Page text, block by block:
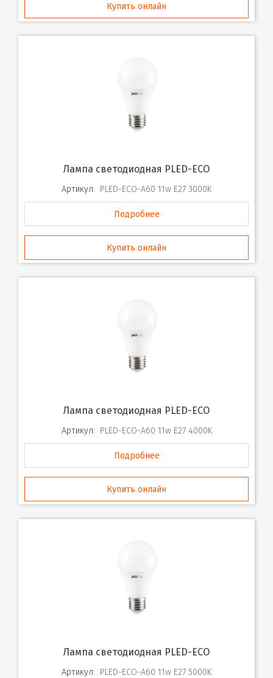
Купить онлайн
Лампа светодиодная PLED-ECO
Артикул: PLED-ECO-A60 11w E27 3000K
Подробнее
Купить онлайн
Лампа светодиодная PLED-ECO
Артикул: PLED-ECO-A60 11w E27 4000K
Подробнее
Купить онлайн
Лампа светодиодная PLED-ECO
Артикул: PLED-ECO-A60 11w E27 5000K